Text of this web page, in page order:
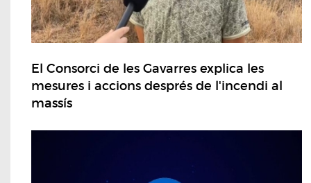
El Consorci de les Gavarres explica les
mesures i accions després de l'incendi al
massís